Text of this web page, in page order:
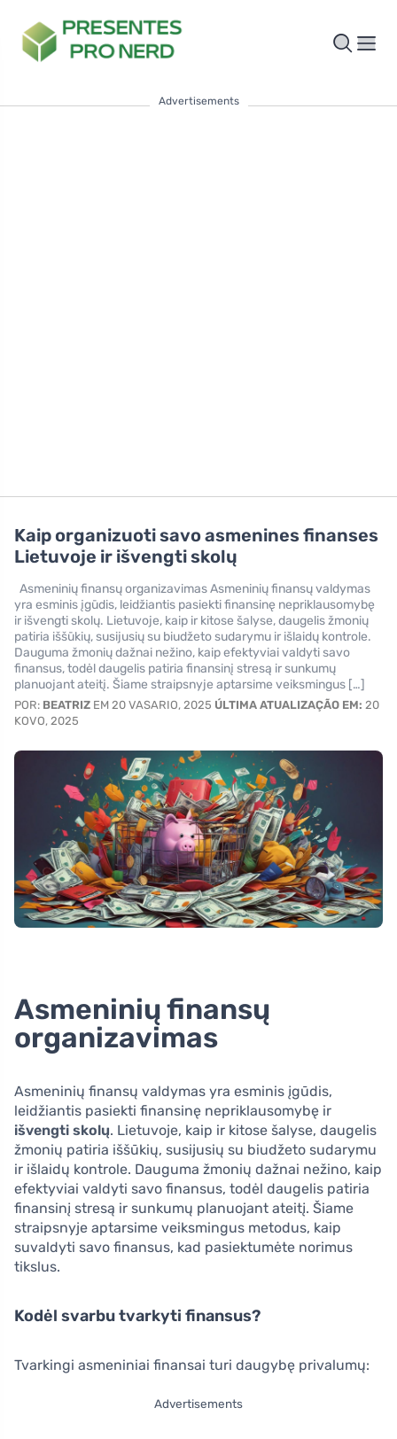
Advertisements
Kaip organizuoti savo asmenines finanses
Lietuvoje ir išvengti skolų
Asmeninių finansų organizavimas Asmeninių finansų valdymas
yra esminis įgūdis, leidžiantis pasiekti finansinę nepriklausomybę
ir išvengti skolų. Lietuvoje, kaip ir kitose šalyse, daugelis žmonių
patiria iššūkių, susijusių su biudžeto sudarymu ir išlaidų kontrole.
Dauguma žmonių dažnai nežino, kaip efektyviai valdyti savo
finansus, todėl daugelis patiria finansinį stresą ir sunkumų
planuojant ateitį. Šiame straipsnyje aptarsime veiksmingus […]
POR: BEATRIZ EM 20 VASARIO, 2025 ÚLTIMA ATUALIZAÇÃO EM: 20
KOVO, 2025
Asmeninių finansų
organizavimas
Asmeninių finansų valdymas yra esminis įgūdis,
leidžiantis pasiekti finansinę nepriklausomybę ir
išvengti skolų. Lietuvoje, kaip ir kitose šalyse, daugelis
žmonių patiria iššūkių, susijusių su biudžeto sudarymu
ir išlaidų kontrole. Dauguma žmonių dažnai nežino, kaip
efektyviai valdyti savo finansus, todėl daugelis patiria
finansinį stresą ir sunkumų planuojant ateitį. Šiame
straipsnyje aptarsime veiksmingus metodus, kaip
suvaldyti savo finansus, kad pasiektumėte norimus
tikslus.
Kodėl svarbu tvarkyti finansus?
Tvarkingi asmeniniai finansai turi daugybę privalumų:
Advertisements